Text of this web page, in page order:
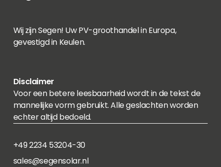
Wij zijn Segen! Uw PV-groothandel in Europa,
gevestigd in Keulen.
Disclaimer
Voor een betere leesbaarheid wordt in de tekst de
mannelijke vorm gebruikt. Alle geslachten worden
echter altijd bedoeld.
+49 2234 53204-30
sales@segensolar.nl